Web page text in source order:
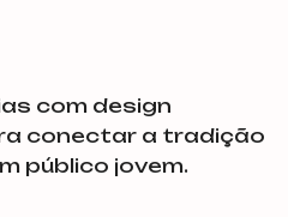
com design
conectar a tradição
público jovem.